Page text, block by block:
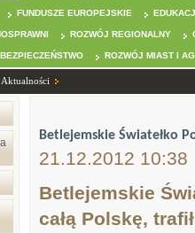
FUNDUSZE EUROPEJSKIE
ROZWÓJ REGIONALNY
BEZPIECZEŃSTWO ROZWÓJ MIAST I
Aktualności
Betlejemskie Światełko
21.12.2012 10:38
Betlejemskie
całą Polskę,